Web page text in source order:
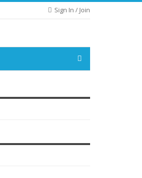
Sign In / Join